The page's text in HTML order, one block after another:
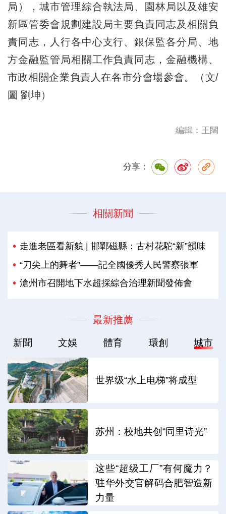
局），城市管理綜合執法局、園林局以及雄安
新區管委會規劃建設局主要負責同志及相關負
責同志，人行各中心支行、銀保監各分局、地
方金融監管局相關工作負責同志，金融機構、
市政相關企業負責人在各市分會場參會。（文/
圖 劉坤）
編輯：王闊
分享：
相關新聞
走進老區看新貌 | 邯鄲磁縣：古村花駝“新”韻味
“刀尖上的舞者”——記全國優秀人民警察張軍
滄州市召開地下水超採綜合治理新聞發佈會
最新推薦
新聞 文娛 體育 環創 城市
世界级“水上电梯”将成型
苏州：校地共创“同里诗光”
这些“超级工厂”有何魔力？
驻华外交官解码合肥智造新
力量